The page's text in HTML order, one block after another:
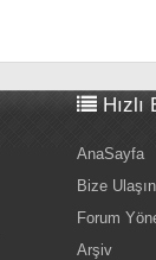
Hızlı
AnaSayfa
Bize Ulaşın
Forum
Arşiv